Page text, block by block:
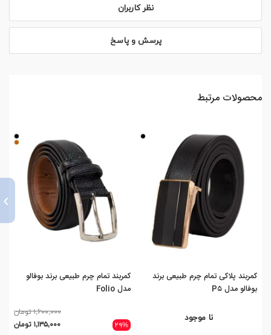
نظر کاربران
پرسش و پاسخ
محصولات مرتبط
کمربند پلاکی تمام چرم طبیعی برند
بوفالو مدل P۵
نا موجود
کمربند تمام چرم طبیعی برند بوفالو
مدل Folio
۲۹%
۱,۶۰۰,۰۰۰ تومان
۱,۱۳۵,۰۰۰ تومان
›